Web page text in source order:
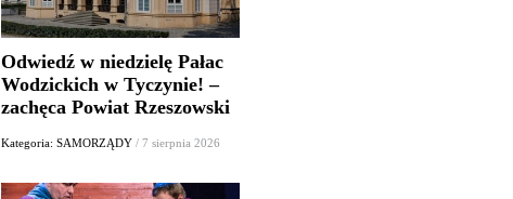
Odwiedź w niedzielę Pałac
Wodzickich w Tyczynie! –
zachęca Powiat Rzeszowski
Kategoria: SAMORZĄDY / 7 sierpnia 2026